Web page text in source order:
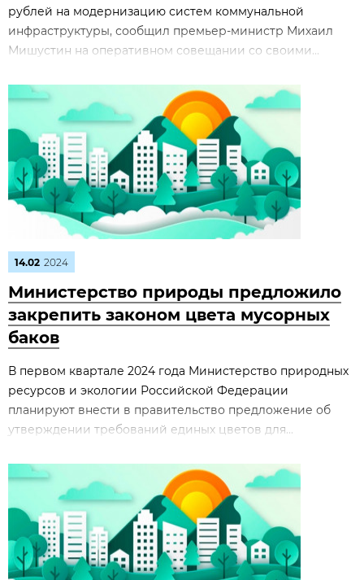
рублей на модернизацию систем коммунальной
инфраструктуры, сообщил премьер-министр Михаил
Мишустин на оперативном совещании со своими...
14.02 2024
Министерство природы предложило
закрепить законом цвета мусорных
баков
В первом квартале 2024 года Министерство природных
ресурсов и экологии Российской Федерации
планируют внести в правительство предложение об
утверждении требований единых цветов для...